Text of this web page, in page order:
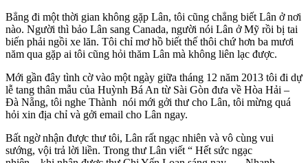
Bẳng đi một thời gian không gặp Lân, tôi cũng chẳng biết Lân ở nơi
nào. Người thì bảo Lân sang Canada, người nói Lân ở Mỹ rồi bị tai
biến phải ngồi xe lăn. Tôi chỉ mơ hồ biết thế thôi chứ hơn ba mươi
năm qua gặp ai tôi cũng hỏi thăm Lân mà không liên lạc được.
Mới gần đây tình cờ vào một ngày giữa tháng 12 năm 2013 tôi đi dự
lễ tang thân mẫu của Huỳnh Bá An từ Sài Gòn đưa về Hòa Hải –
Đà Nẵng, tôi nghe Thành nói mới gởi thư cho Lân, tôi mừng quá
hỏi xin địa chỉ và gởi email cho Lân ngay.
Bất ngờ nhận được thư tôi, Lân rất ngạc nhiên và vô cùng vui
sướng, vội trả lời liền. Trong thư Lân viết “ Hết sức ngạc